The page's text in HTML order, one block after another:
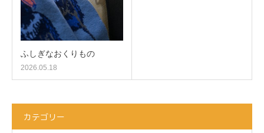
ふしぎなおくりもの
2026.05.18
カテゴリー